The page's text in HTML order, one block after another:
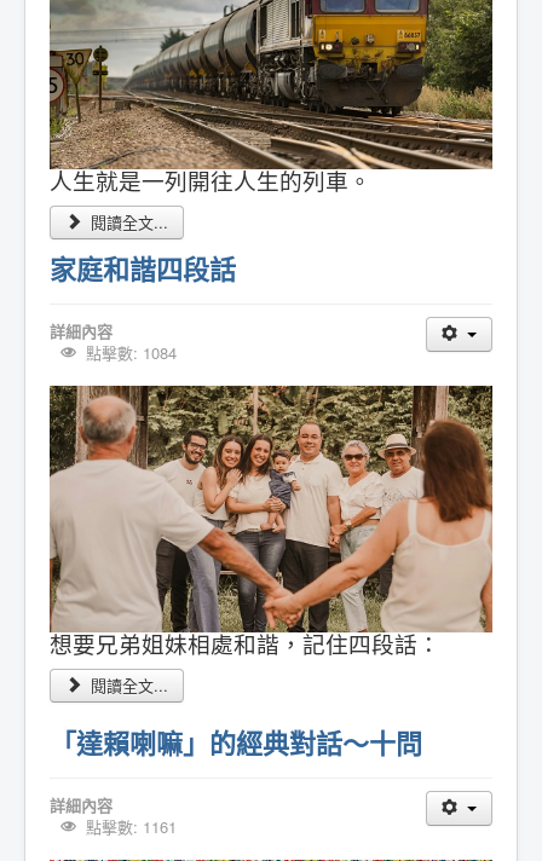
人生就是一列開往人生的列車。
閱讀全文...
家庭和諧四段話
詳細內容
點擊數: 1084
想要兄弟姐妹相處和諧，記住四段話：
閱讀全文...
「達賴喇嘛」的經典對話～十問
詳細內容
點擊數: 1161